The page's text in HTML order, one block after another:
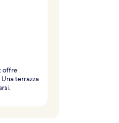
offre
terrazza